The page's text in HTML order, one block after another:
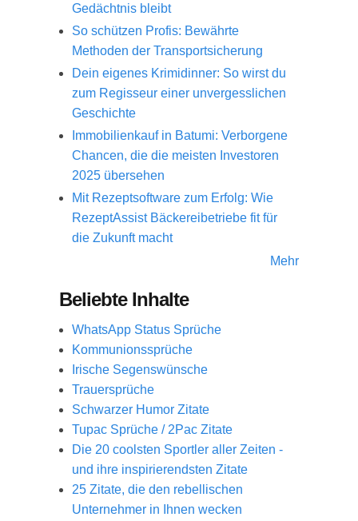
Gedächtnis bleibt
So schützen Profis: Bewährte
Methoden der Transportsicherung
Dein eigenes Krimidinner: So wirst du
zum Regisseur einer unvergesslichen
Geschichte
Immobilienkauf in Batumi: Verborgene
Chancen, die die meisten Investoren
2025 übersehen
Mit Rezeptsoftware zum Erfolg: Wie
RezeptAssist Bäckereibetriebe fit für
die Zukunft macht
Mehr
Beliebte Inhalte
WhatsApp Status Sprüche
Kommunionssprüche
Irische Segenswünsche
Trauersprüche
Schwarzer Humor Zitate
Tupac Sprüche / 2Pac Zitate
Die 20 coolsten Sportler aller Zeiten -
und ihre inspirierendsten Zitate
25 Zitate, die den rebellischen
Unternehmer in Ihnen wecken